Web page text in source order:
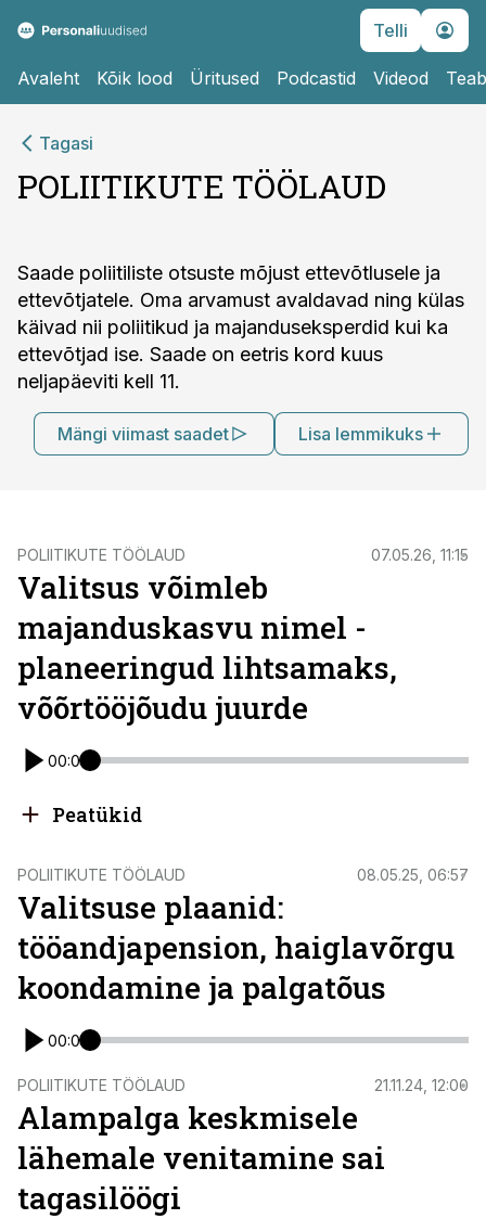
Telli
Avaleht Kõik lood Üritused Podcastid Videod
Tagasi
POLIITIKUTE TÖÖLAUD
Saade poliitiliste otsuste mõjust ettevõtlusele ja
ettevõtjatele. Oma arvamust avaldavad ning külas
käivad nii poliitikud ja majanduseksperdid kui ka
ettevõtjad ise. Saade on eetris kord kuus
neljapäeviti kell 11.
Mängi viimast saadet Lisa lemmikuks
POLIITIKUTE TÖÖLAUD 07.05.26, 11:15
Valitsus võimleb
majanduskasvu nimel -
planeeringud lihtsamaks,
võõrtööjõudu juurde
00:00
Peatükid
POLIITIKUTE TÖÖLAUD 08.05.25, 06:57
Valitsuse plaanid:
tööandjapension, haiglavõrgu
koondamine ja palgatõus
00:00
POLIITIKUTE TÖÖLAUD 21.11.24, 12:00
Alampalga keskmisele
lähemale venitamine sai
tagasilöögi